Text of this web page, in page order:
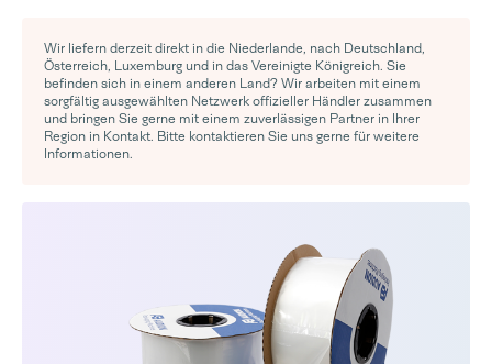
Wir liefern derzeit direkt in die Niederlande, nach Deutschland,
Österreich, Luxemburg und in das Vereinigte Königreich. Sie
befinden sich in einem anderen Land? Wir arbeiten mit einem
sorgfältig ausgewählten Netzwerk offizieller Händler zusammen
und bringen Sie gerne mit einem zuverlässigen Partner in Ihrer
Region in Kontakt. Bitte kontaktieren Sie uns gerne für weitere
Informationen.